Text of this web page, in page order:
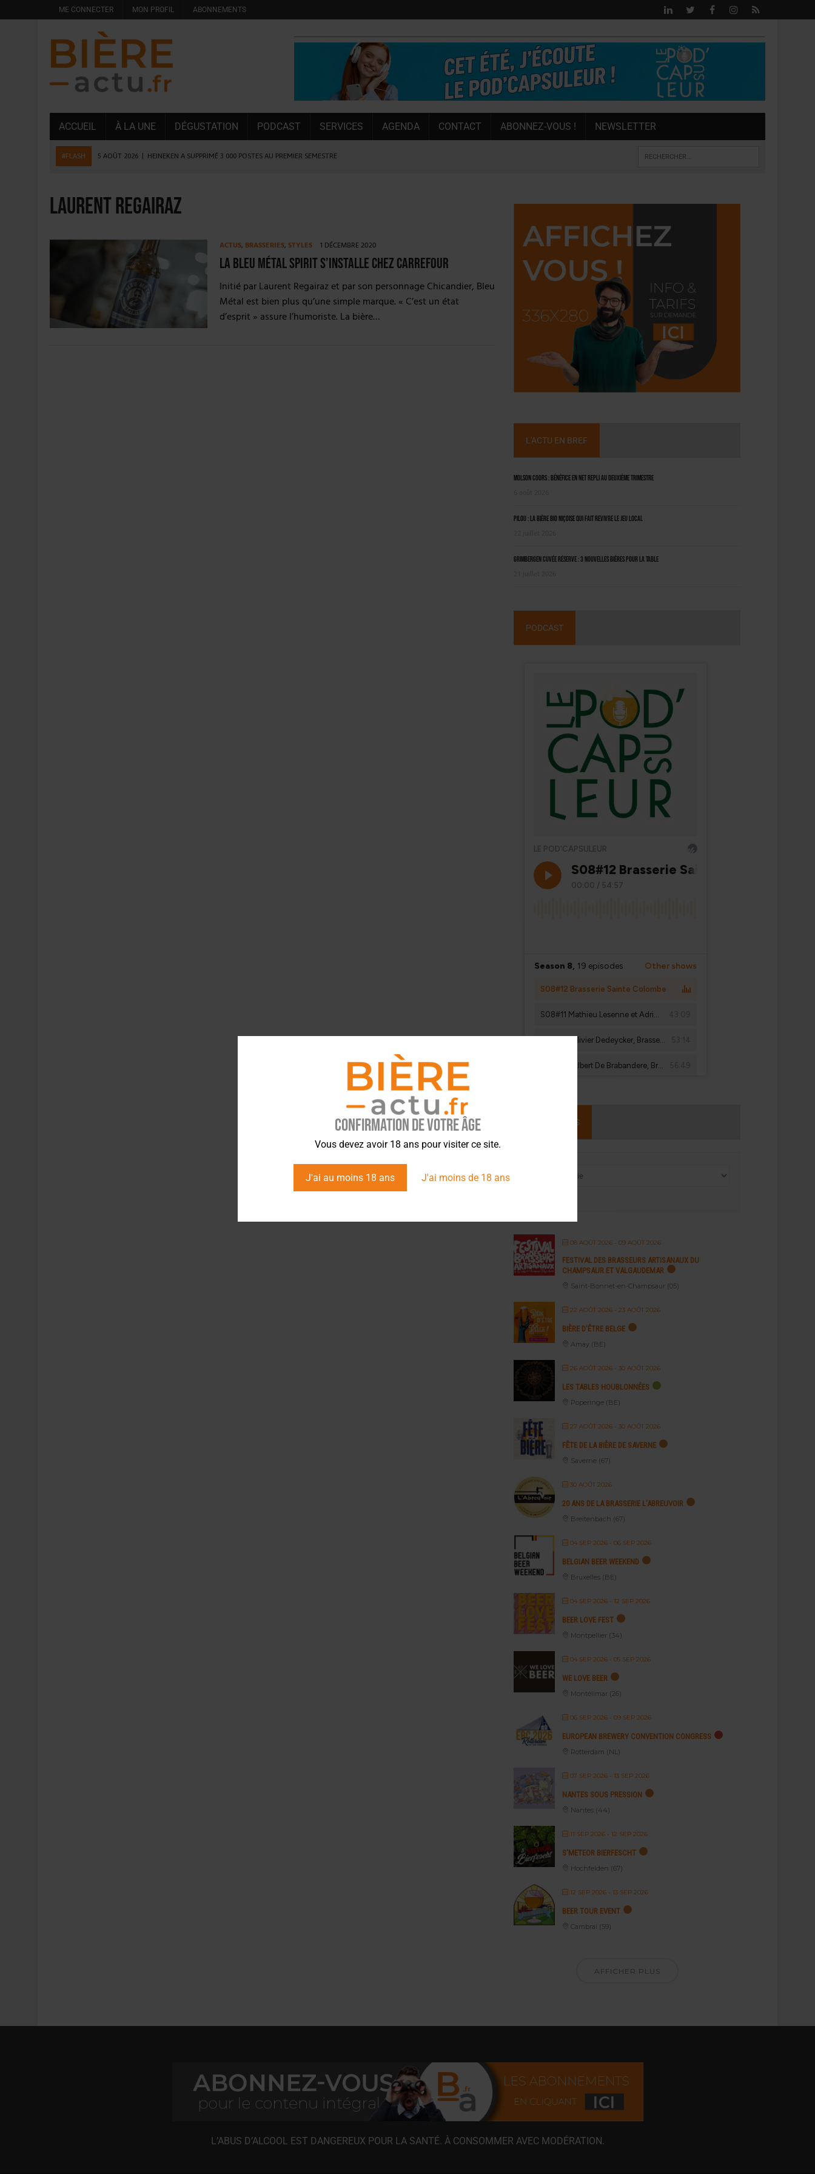
Confirmation de votre âge
Vous devez avoir 18 ans pour visiter ce site.
J'ai au moins 18 ans J'ai moins de 18 ans
ME CONNECTER MON PROFIL ABONNEMENTS
ACCUEIL À LA UNE DÉGUSTATION PODCAST SERVICES AGENDA CONTACT ABONNEZ-VOUS ! NEWSLETTER
#FLASH 5 AOÛT 2026 HEINEKEN A SUPPRIMÉ 3 000 POSTES AU PREMIER SEMESTRE
4 AOÛT 2026 | DESPERADOS AVENIDA : 3 INNOVATIONS LATINES DE L’ÉTÉ
4 AOÛT 2026 | LA GÉNÉRATION Z ET LA MODÉRATION RÉINVENTENT LE MARCHÉ [ÉTUDE]
PODCAST – BRASSERIE SAINTE COLOMBE, 30 ANS, PIONNIÈRE EN ILLE-ET-VILAINE
JUIN EN CHR : LA BIÈRE RESTE EN TÊTE, POURSUIVIE PAR LES NO/LOW [ÉTUDE]
SAVERNE : LA FÊTE DE LA BIÈRE SOUFFLE SA 15E BOUGIE
laurent regairaz
ACTUS, BRASSERIES, STYLES 1 DÉCEMBRE 2020
La Bleu Métal Spirit s’installe chez Carrefour
Initié par Laurent Regairaz et par son personnage Chicandier, Bleu
Métal est bien plus qu’une simple marque. « C’est un état
d’esprit » assure l’humoriste. La bière…
L'ACTU EN BREF
Molson Coors : bénéfice en net repli au deuxième trimestre
Pilou : la bière bio niçoise qui fait revivre le jeu local
Grimbergen Cuvée Réserve : 3 nouvelles bières pour la table
PODCAST
ÉVÉNEMENTS
08 AOÛT 2026 - 09 AOÛT 2026
FESTIVAL DES BRASSEURS ARTISANAUX DU
CHAMPSAUR ET VALGAUDEMAR
Saint-Bonnet-en-Champsaur (05)
22 AOÛT 2026 - 23 AOÛT 2026
BIÈRE D’ÊTRE BELGE
Amay (BE)
26 AOÛT 2026 - 30 AOÛT 2026
LES TABLES HOUBLONNÉES
Poperinge (BE)
27 AOÛT 2026 - 30 AOÛT 2026
FÊTE DE LA BIÈRE DE SAVERNE
Saverne (67)
30 AOÛT 2026
20 ANS DE LA BRASSERIE L’ABREUVOIR
Breitenbach (67)
04 SEP 2026 - 06 SEP 2026
BELGIAN BEER WEEKEND
Bruxelles (BE)
04 SEP 2026 - 12 SEP 2026
BEER LOVE FEST
Montpellier (34)
04 SEP 2026 - 05 SEP 2026
WE LOVE BEER
Montélimar (26)
06 SEP 2026 - 09 SEP 2026
EUROPEAN BREWERY CONVENTION CONGRESS
Rotterdam (NL)
07 SEP 2026 - 13 SEP 2026
NANTES SOUS PRESSION
Nantes (44)
11 SEP 2026 - 12 SEP 2026
S’METEOR BIERFESCHT
Hochfelden (67)
12 SEP 2026 - 13 SEP 2026
BEER TOUR EVENT
Cambrai (59)
AFFICHER PLUS
L’ABUS D’ALCOOL EST DANGEREUX POUR LA SANTÉ. À CONSOMMER AVEC MODÉRATION.